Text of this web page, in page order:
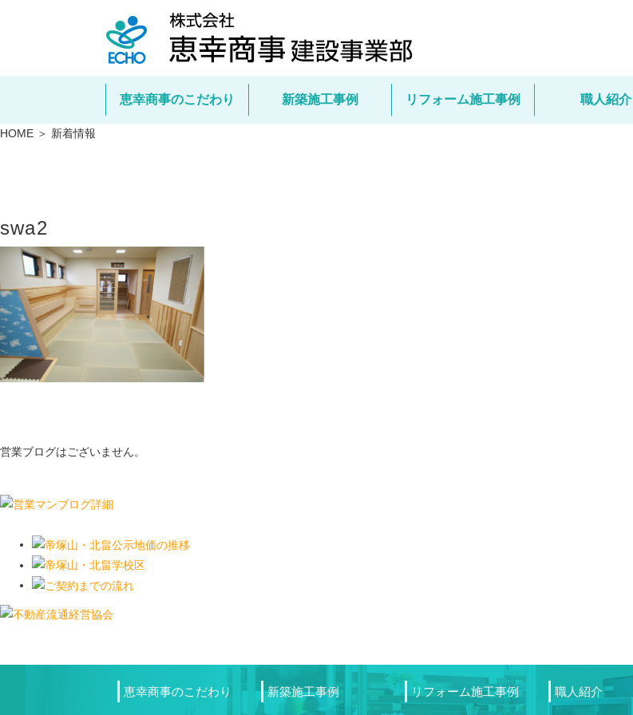
恵幸商事のこだわり 新築施工事例 リフォーム施工事例 職人紹介
HOME ＞ 新着情報
swa2
営業ブログはございません。
恵幸商事のこだわり 新築施工事例 リフォーム施工事例 職人紹介